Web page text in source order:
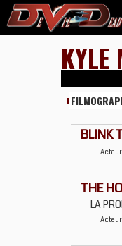
KYLE
BLINK
Acteur
THE
LA
Acteur